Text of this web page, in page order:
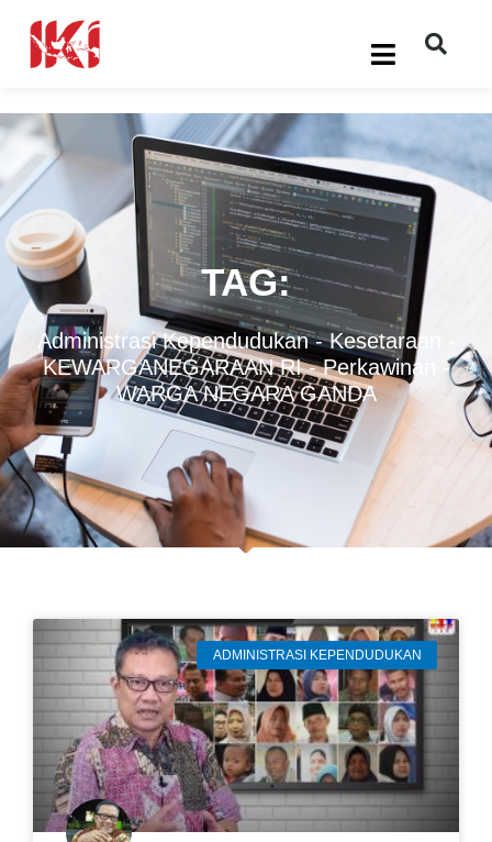
TAG:
Administrasi Kependudukan-Kesetaraan
KEWARGANEGARAAN RI-Perkawinan
-
WARGA NEGARA GANDA
ADMINISTRASI KEPENDUDUKAN